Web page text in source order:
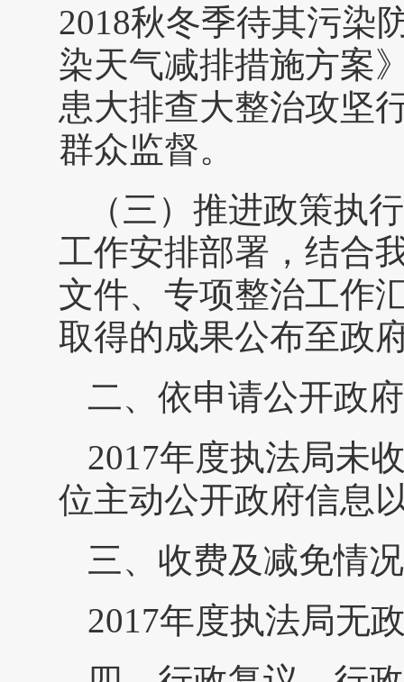
2018秋冬季待其污染
染天气减排措施方案
患大排查大整治攻坚
群众监督。
（三）推进政策执
工作安排部署，结合
文件、专项整治工作
取得的成果公布至政
二、依申请公开政
2017年度执法局未
位主动公开政府信息
三、收费及减免情况
2017年度执法局无